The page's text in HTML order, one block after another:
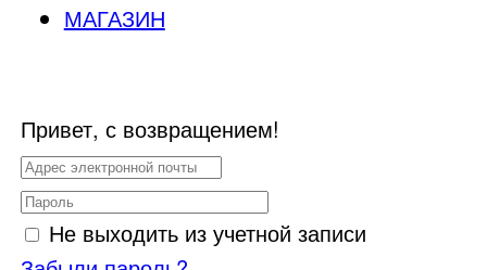
МАГАЗИН
Привет, с возвращением!
Не выходить из учетной записи